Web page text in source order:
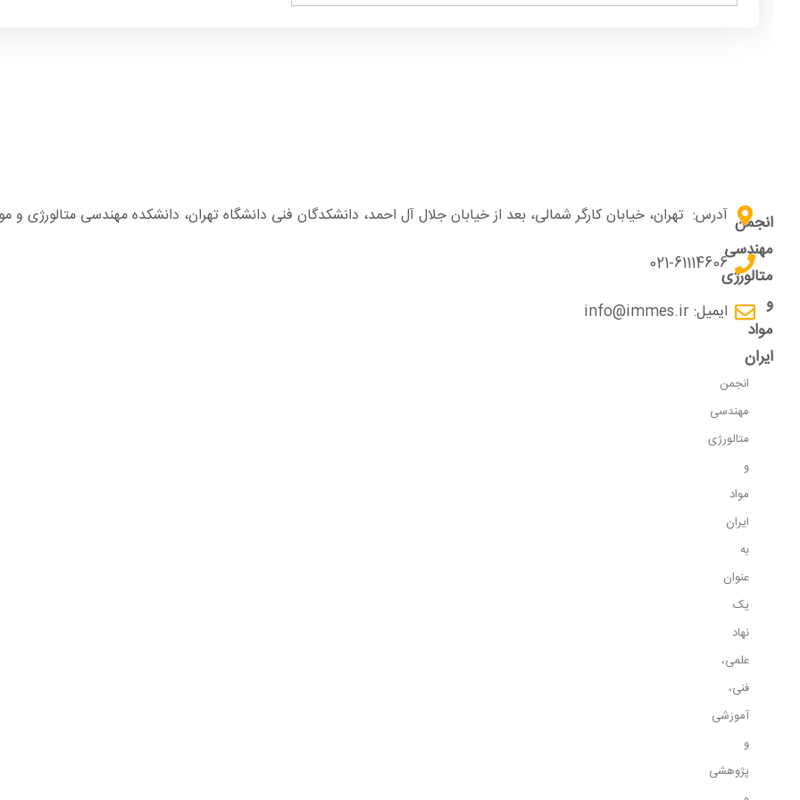
انجمن
مهندسی
متالورژی
و
مواد
ایران
انجمن
مهندسی
متالورژی
و
مواد
ايران
به
عنوان
يک
نهاد
علمی،
فنی،
آموزشی
و
پژوهشی
آدرس: تهران، خیابان کارگر شمالی، بعد از خیابان جلال آل احمد، دانشکدگان فنی دانشگاه تهران، دانشکده مهندسی متالورژی و
021-61114606
ایمیل: info@immes.ir